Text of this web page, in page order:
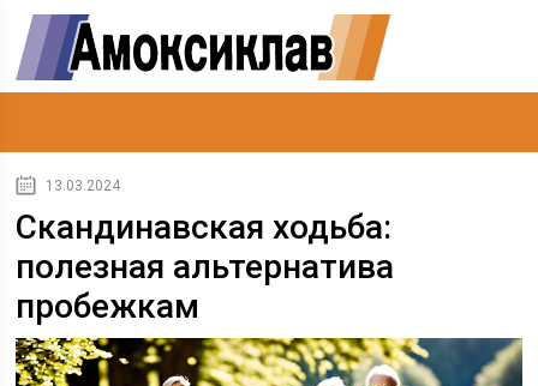
13.03.2024
Скандинавская ходьба:
полезная альтернатива
пробежкам